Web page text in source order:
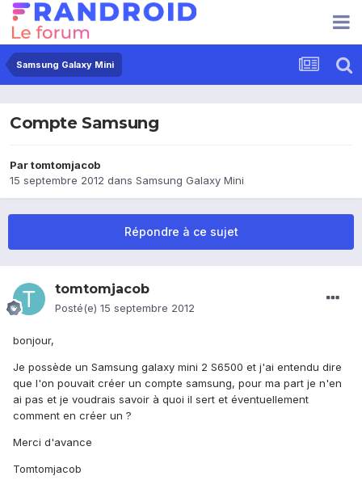
Samsung Galaxy Mini
Compte Samsung
Partomtomjacob
15 septembre 2012 dans Samsung Galaxy Mini
Répondre à ce sujet
tomtomjacob
Posté(e) 15 septembre 2012
bonjour,
Je possède un Samsung galaxy mini 2 S6500 et j'ai entendu dire
que l'on pouvait créer un compte samsung, pour ma part je n'en
ai pas et je voudrais savoir à quoi il sert et éventuellement
comment en créer un ?
Merci d'avance
Tomtomjacob